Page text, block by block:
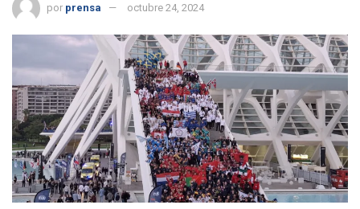
por prensa octubre 24, 2024